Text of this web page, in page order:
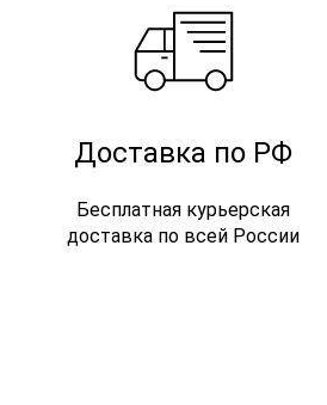
Доставка по РФ
Бесплатная курьерская
доставка по всей России